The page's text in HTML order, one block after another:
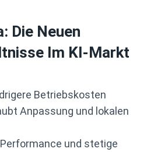
Die Neuen
Im KI-Markt
Betriebskosten
Anpassung und lokalen
und stetige